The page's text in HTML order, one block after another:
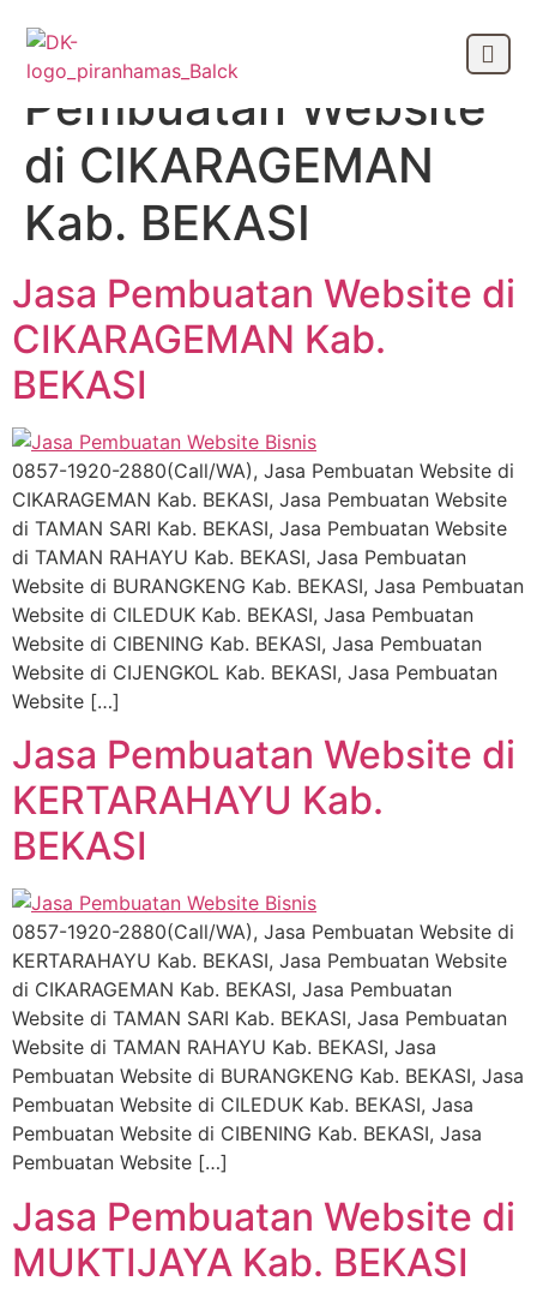
Tag:
Jasa
Pembuatan Website
di CIKARAGEMAN
Kab. BEKASI
Jasa Pembuatan Website di
CIKARAGEMAN Kab.
BEKASI
0857-1920-2880(Call/WA), Jasa Pembuatan Website di
CIKARAGEMAN Kab. BEKASI, Jasa Pembuatan Website
di TAMAN SARI Kab. BEKASI, Jasa Pembuatan Website
di TAMAN RAHAYU Kab. BEKASI, Jasa Pembuatan
Website di BURANGKENG Kab. BEKASI, Jasa Pembuatan
Website di CILEDUK Kab. BEKASI, Jasa Pembuatan
Website di CIBENING Kab. BEKASI, Jasa Pembuatan
Website di CIJENGKOL Kab. BEKASI, Jasa Pembuatan
Website […]
Jasa Pembuatan Website di
KERTARAHAYU Kab.
BEKASI
0857-1920-2880(Call/WA), Jasa Pembuatan Website di
KERTARAHAYU Kab. BEKASI, Jasa Pembuatan Website
di CIKARAGEMAN Kab. BEKASI, Jasa Pembuatan
Website di TAMAN SARI Kab. BEKASI, Jasa Pembuatan
Website di TAMAN RAHAYU Kab. BEKASI, Jasa
Pembuatan Website di BURANGKENG Kab. BEKASI, Jasa
Pembuatan Website di CILEDUK Kab. BEKASI, Jasa
Pembuatan Website di CIBENING Kab. BEKASI, Jasa
Pembuatan Website […]
Jasa Pembuatan Website di
MUKTIJAYA Kab. BEKASI